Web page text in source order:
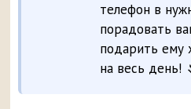
телефон в
порадовать
подарить ему
на весь день!